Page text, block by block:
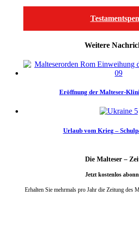
Weitere
Eröffnung der Malteser-
Urlaub vom Krieg –
Die Malteser –
Jetzt kostenlos
Erhalten Sie mehrmals pro Jahr die Zeitung des